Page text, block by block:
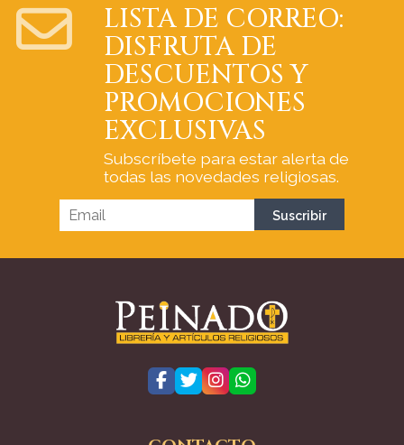
LISTA DE CORREO:
DISFRUTA DE
DESCUENTOS Y
PROMOCIONES
EXCLUSIVAS
Subscríbete para estar alerta de
todas las novedades religiosas.